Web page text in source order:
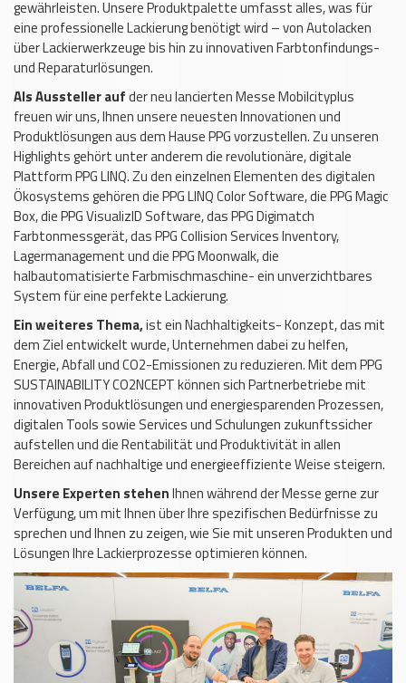
gewährleisten. Unsere Produktpalette umfasst alles, was für
eine professionelle Lackierung benötigt wird – von Autolacken
über Lackierwerkzeuge bis hin zu innovativen Farbtonfindungs-
und Reparaturlösungen.
Als Aussteller aufder neu lancierten Messe Mobilcityplus
freuen wir uns, Ihnen unsere neuesten Innovationen und
Produktlösungen aus dem Hause PPG vorzustellen. Zu unseren
Highlights gehört unter anderem die revolutionäre, digitale
Plattform PPG LINQ. Zu den einzelnen Elementen des digitalen
Ökosystems gehören die PPG LINQ Color Software, die PPG Magic
Box, die PPG VisualizID Software, das PPG Digimatch
Farbtonmessgerät, das PPG Collision Services Inventory,
Lagermanagement und die PPG Moonwalk, die
halbautomatisierte Farbmischmaschine- ein unverzichtbares
System für eine perfekte Lackierung.
Ein weiteres Thema,ist ein Nachhaltigkeits- Konzept, das mit
dem Ziel entwickelt wurde, Unternehmen dabei zu helfen,
Energie, Abfall und CO2-Emissionen zu reduzieren. Mit dem PPG
SUSTAINABILITY CO2NCEPT können sich Partnerbetriebe mit
innovativen Produktlösungen und energiesparenden Prozessen,
digitalen Tools sowie Services und Schulungen zukunftssicher
aufstellen und die Rentabilität und Produktivität in allen
Bereichen auf nachhaltige und energieeffiziente Weise steigern.
Unsere Experten stehenIhnen während der Messe gerne zur
Verfügung, um mit Ihnen über Ihre spezifischen Bedürfnisse zu
sprechen und Ihnen zu zeigen, wie Sie mit unseren Produkten und
Lösungen Ihre Lackierprozesse optimieren können.